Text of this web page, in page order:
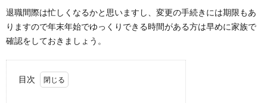
退職間際は忙しくなるかと思いますし、変更の手続きには期限もあ
りますので年末年始でゆっくりできる時間がある方は早めに家族で
確認をしておきましょう。
目次